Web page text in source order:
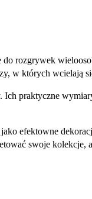
do rozgrywek
w których wcielają
praktyczne
efektowne
swoje